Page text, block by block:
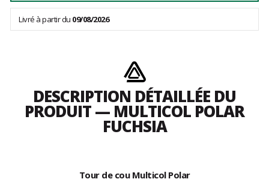
Livré à partir du 09/08/2026
DESCRIPTION DÉTAILLÉE DU
PRODUIT — MULTICOL POLAR
FUCHSIA
Tour de cou Multicol Polar